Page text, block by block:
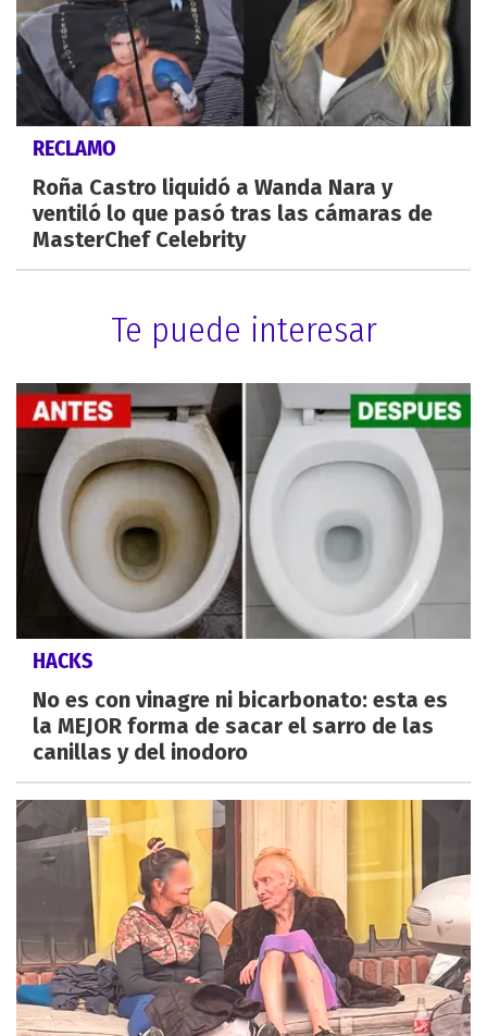
RECLAMO
Roña Castro liquidó a Wanda Nara y
ventiló lo que pasó tras las cámaras de
MasterChef Celebrity
Te puede interesar
HACKS
No es con vinagre ni bicarbonato: esta es
la MEJOR forma de sacar el sarro de las
canillas y del inodoro